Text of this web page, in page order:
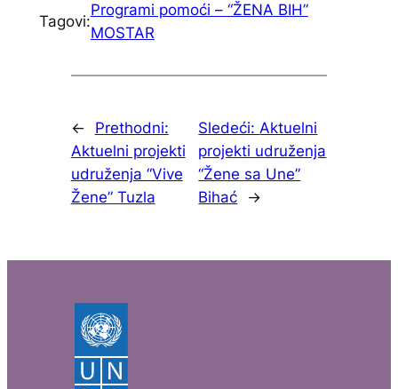
Tagovi:
Programi pomoći – “ŽENA BIH”
MOSTAR
←
Prethodni:
Aktuelni projekti
udruženja “Vive
Žene” Tuzla
Sledeći:Aktuelni
projekti udruženja
“Žene sa Une”
Bihać
→